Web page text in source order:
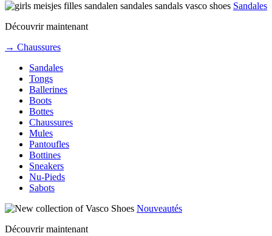
Sandales
Découvrir maintenant
→ Chaussures
Sandales
Tongs
Ballerines
Boots
Bottes
Chaussures
Mules
Pantoufles
Bottines
Sneakers
Nu-Pieds
Sabots
Nouveautés
Découvrir maintenant